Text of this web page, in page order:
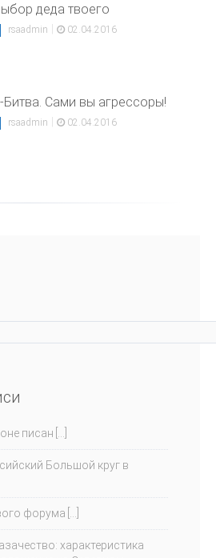
деда твоего
rsaadmin | 02.04.2016
Сами вы агрессоры!
rsaadmin | 02.04.2016
писан
Большой круг в
форума
характеристика